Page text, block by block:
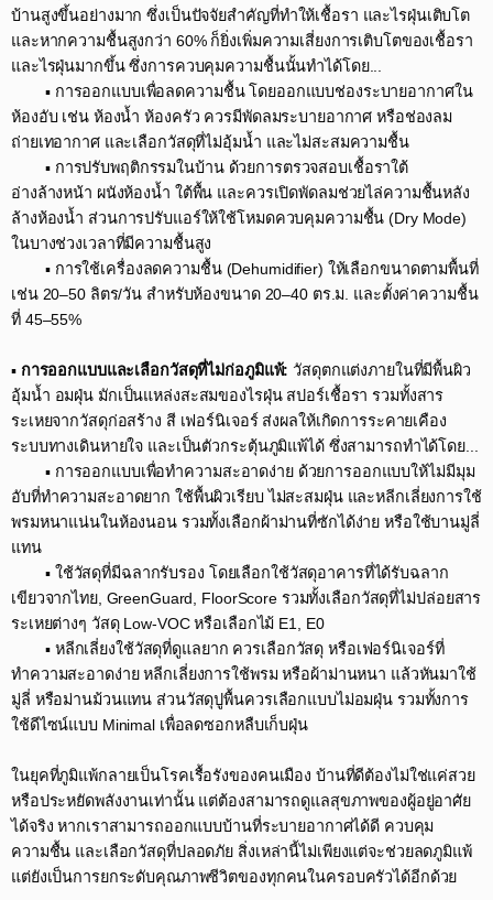
บ้านสูงขึ้นอย่างมาก ซึ่งเป็นปัจจัยสำคัญที่ทำให้เชื้อรา และไรฝุ่นเติบโต
และหากความชื้นสูงกว่า 60% ก็ยิ่งเพิ่มความเสี่ยงการเติบโตของเชื้อรา
และไรฝุ่นมากขึ้น ซึ่งการควบคุมความชื้นนั้นทำได้โดย...​
▪️ การออกแบบเพื่อลดความชื้น โดยออกแบบช่องระบายอากาศใน
ห้องอับ เช่น ห้องน้ำ ห้องครัว ควรมีพัดลมระบายอากาศ หรือช่องลม
ถ่ายเทอากาศ และเลือกวัสดุที่ไม่อุ้มน้ำ และไม่สะสมความชื้น ​
▪️ การปรับพฤติกรรมในบ้าน ด้วยการตรวจสอบเชื้อราใต้
อ่างล้างหน้า ผนังห้องน้ำ ใต้พื้น และควรเปิดพัดลมช่วยไล่ความชื้นหลัง
ล้างห้องน้ำ ส่วนการปรับแอร์ให้ใช้โหมดควบคุมความชื้น (Dry Mode)
ในบางช่วงเวลาที่มีความชื้นสูง​
▪️ การใช้เครื่องลดความชื้น (Dehumidifier) ให้เลือกขนาดตามพื้นที่
เช่น 20–50 ลิตร/วัน สำหรับห้องขนาด 20–40 ตร.ม. และตั้งค่าความชื้น
ที่ 45–55%​
▪️ การออกแบบและเลือกวัสดุที่ไม่ก่อภูมิแพ้: วัสดุตกแต่งภายในที่มีพื้นผิว
อุ้มน้ำ อมฝุ่น มักเป็นแหล่งสะสมของไรฝุ่น สปอร์เชื้อรา รวมทั้งสาร
ระเหยจากวัสดุก่อสร้าง สี เฟอร์นิเจอร์ ส่งผลให้เกิดการระคายเคือง
ระบบทางเดินหายใจ และเป็นตัวกระตุ้นภูมิแพ้ได้ ซึ่งสามารถทำได้โดย...​
▪️ การออกแบบเพื่อทำความสะอาดง่าย ด้วยการออกแบบให้ไม่มีมุม
อับที่ทำความสะอาดยาก ใช้พื้นผิวเรียบ ไม่สะสมฝุ่น และหลีกเลี่ยงการใช้
พรมหนาแน่นในห้องนอน รวมทั้งเลือกผ้าม่านที่ซักได้ง่าย หรือใช้บานมู่ลี่
แทน​
▪️ ใช้วัสดุที่มีฉลากรับรอง โดยเลือกใช้วัสดุอาคารที่ได้รับฉลาก
เขียวจากไทย, GreenGuard, FloorScore รวมทั้งเลือกวัสดุที่ไม่ปล่อยสาร
ระเหยต่างๆ วัสดุ Low-VOC หรือเลือกไม้ E1, E0​
▪️ หลีกเลี่ยงใช้วัสดุที่ดูแลยาก ควรเลือกวัสดุ หรือเฟอร์นิเจอร์ที่
ทำความสะอาดง่าย หลีกเลี่ยงการใช้พรม หรือผ้าม่านหนา แล้วหันมาใช้
มู่ลี่ หรือม่านม้วนแทน ส่วนวัสดุปูพื้นควรเลือกแบบไม่อมฝุ่น รวมทั้งการ
ใช้ดีไซน์แบบ Minimal เพื่อลดซอกหลืบเก็บฝุ่น​
ในยุคที่ภูมิแพ้กลายเป็นโรคเรื้อรังของคนเมือง บ้านที่ดีต้องไม่ใช่แค่สวย
หรือประหยัดพลังงานเท่านั้น แต่ต้องสามารถดูแลสุขภาพของผู้อยู่อาศัย
ได้จริง หากเราสามารถออกแบบบ้านที่ระบายอากาศได้ดี ควบคุม
ความชื้น และเลือกวัสดุที่ปลอดภัย สิ่งเหล่านี้ไม่เพียงแต่จะช่วยลดภูมิแพ้
แต่ยังเป็นการยกระดับคุณภาพชีวิตของทุกคนในครอบครัวได้อีกด้วย​